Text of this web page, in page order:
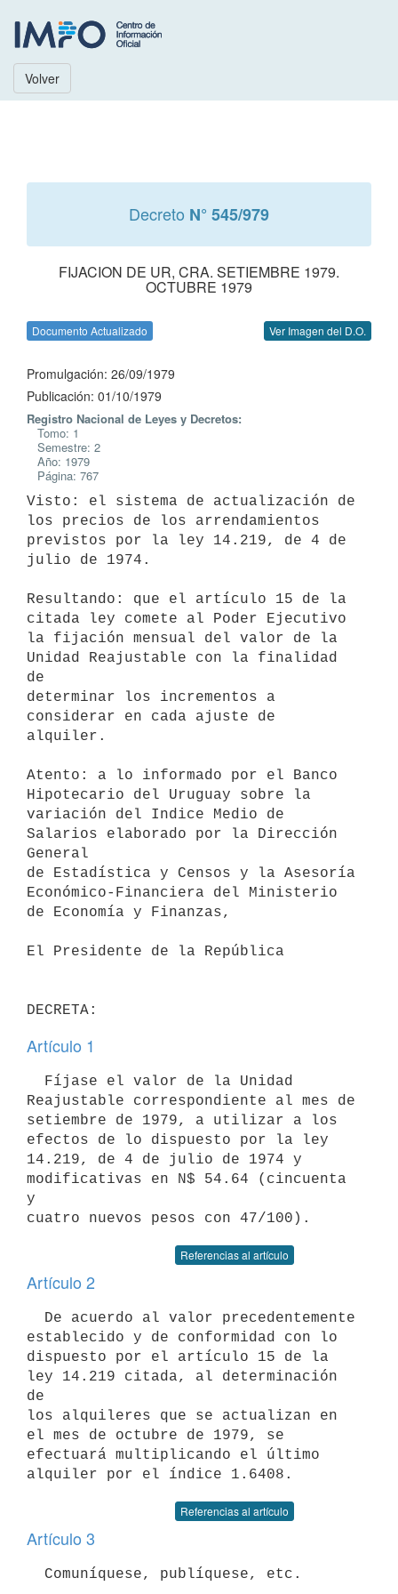
Volver
Decreto N° 545/979
FIJACION DE UR, CRA. SETIEMBRE 1979.
OCTUBRE 1979
Documento Actualizado Ver Imagen del D.O.
Promulgación: 26/09/1979
Publicación: 01/10/1979
Registro Nacional de Leyes y Decretos:
Tomo: 1
Semestre: 2
Año: 1979
Página: 767
Visto: el sistema de actualización de
los precios de los arrendamientos
previstos por la ley 14.219, de 4 de
julio de 1974.
Resultando: que el artículo 15 de la
citada ley comete al Poder Ejecutivo
la fijación mensual del valor de la
Unidad Reajustable con la finalidad
de
determinar los incrementos a
considerar en cada ajuste de
alquiler.
Atento: a lo informado por el Banco
Hipotecario del Uruguay sobre la
variación del Indice Medio de
Salarios elaborado por la Dirección
General
de Estadística y Censos y la Asesoría
Económico-Financiera del Ministerio
de Economía y Finanzas,
El Presidente de la República
Artículo 1
Reajustable correspondiente al mes de
setiembre de 1979, a utilizar a los
efectos de lo dispuesto por la ley
14.219, de 4 de julio de 1974 y
modificativas en N$ 54.64 (cincuenta
y
Referencias al artículo
Artículo 2
establecido y de conformidad con lo
dispuesto por el artículo 15 de la
ley 14.219 citada, al determinación
de
los alquileres que se actualizan en
el mes de octubre de 1979, se
efectuará multiplicando el último
Referencias al artículo
Artículo 3